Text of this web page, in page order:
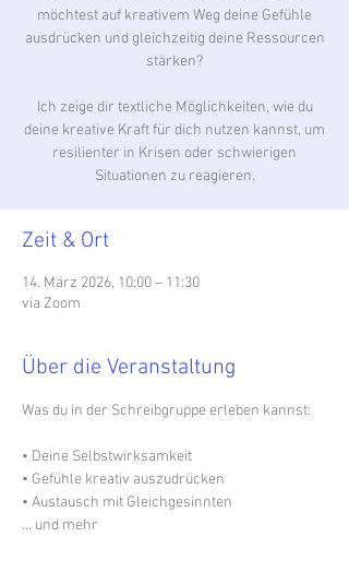
möchtest auf kreativem Weg deine Gefühle
ausdrücken und gleichzeitig deine Ressourcen
stärken?
Ich zeige dir textliche Möglichkeiten, wie du
deine kreative Kraft für dich nutzen kannst, um
resilienter in Krisen oder schwierigen
Situationen zu reagieren.
Zeit & Ort
14. März 2026, 10:00 – 11:30
via Zoom
Über die Veranstaltung
Was du in der Schreibgruppe erleben kannst:
• Deine Selbstwirksamkeit
• Gefühle kreativ auszudrücken
• Austausch mit Gleichgesinnten
... und mehr